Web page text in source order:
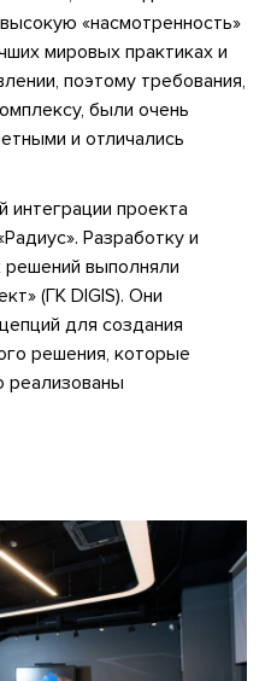
«насмотренность»
мировых практиках и
поэтому требования,
были очень
и отличались
интеграции проекта
Разработку и
выполняли
(ГК DIGIS). Они
для создания
решения, которые
реализованы